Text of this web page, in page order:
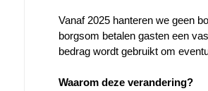
Vanaf 2025 hanteren we geen
borgsom betalen gasten een
bedrag wordt gebruikt om
Waarom deze verandering?